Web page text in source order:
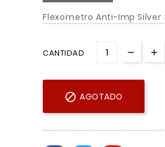
Flexometro Anti-Imp Silver
CANTIDAD
 AGOTADO